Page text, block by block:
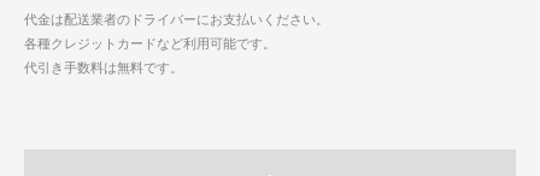
代金は配送業者のドライバーにお支払いください。
各種クレジットカードなど利用可能です。
代引き手数料は無料です。